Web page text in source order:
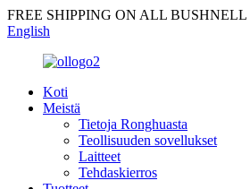
FREE SHIPPING ON ALL BUSHNELL
English
Koti
Meistä
Tietoja Ronghuasta
Teollisuuden sovellukset
Laitteet
Tehdaskierros